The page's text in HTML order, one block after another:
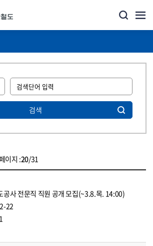
검색
이지 :20/31
공사 전문직 직원 공개 모집(~3.8.목. 14:00)
22